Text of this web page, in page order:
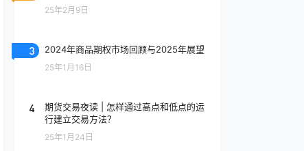
25年2月9日
3 2024年商品期权市场回顾与2025年展望
25年1月16日
4
期货交易夜读 | 怎样通过高点和低点的运
行建立交易方法？
25年1月24日